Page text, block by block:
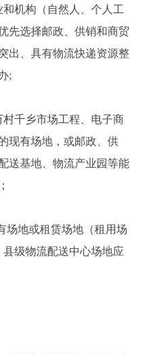
机构（自然人、个人工
先选择邮政、供销和商贸
出、具有物流快递资源整
;
千乡市场工程、电子商
现有场地，或邮政、供
送基地、物流产业园等能
地或租赁场地（租用场
级物流配送中心场地应